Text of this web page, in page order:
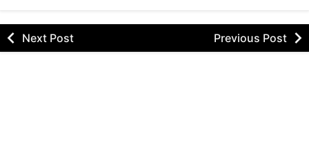
Next Post Previous Post